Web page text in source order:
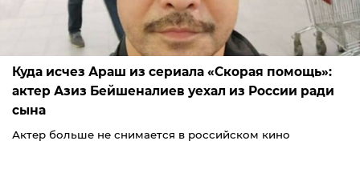
Куда исчез Араш из сериала «Скорая помощь»:
актер Азиз Бейшеналиев уехал из России ради
сына
Актер больше не снимается в российском кино